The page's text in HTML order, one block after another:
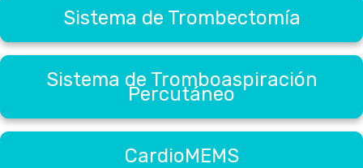
Sistema de Trombectomía
Sistema de Tromboaspiración
Percutáneo
CardioMEMS